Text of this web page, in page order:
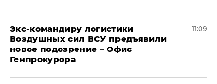
Экс-командиру логистики
Воздушных сил ВСУ предъявили
новое подозрение – Офис
Генпрокурора
11:09